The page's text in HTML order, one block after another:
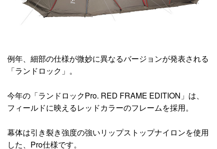
例年、細部の仕様が微妙に異なるバージョンが発表される
「ランドロック」。
今年の「ランドロックPro. RED FRAME EDITION」は、
フィールドに映えるレッドカラーのフレームを採用。
幕体は引き裂き強度の強いリップストップナイロンを使用
した、Pro仕様です。